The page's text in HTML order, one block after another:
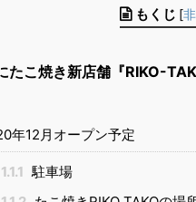
もくじ [
たこ焼き新店舗『RIKO-
年12月オープン予定
1.1.1 駐車場